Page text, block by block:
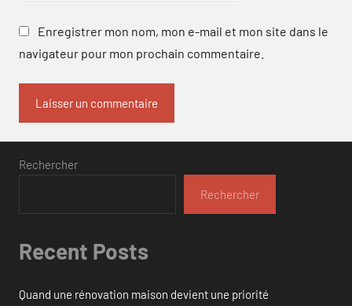
Enregistrer mon nom, mon e-mail et mon site dans le
navigateur pour mon prochain commentaire.
Rechercher
Rechercher
Recent Posts
Quand une rénovation maison devient une priorité